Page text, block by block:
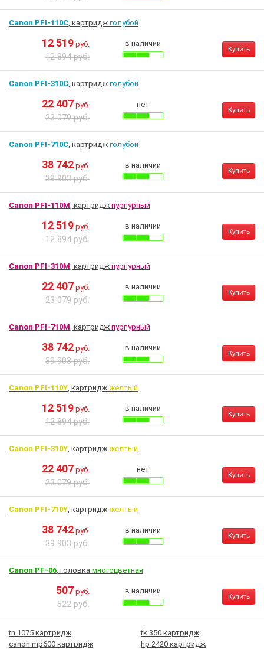
Canon PFI-110C , картридж голубой
12 519 руб.
12 894 руб.
в наличии
Купить
Canon PFI-310C , картридж голубой
22 407 руб.
23 079 руб.
нет
Купить
Canon PFI-710C , картридж голубой
38 742 руб.
39 903 руб.
в наличии
Купить
Canon PFI-110M , картридж пурпурный
12 519 руб.
12 894 руб.
в наличии
Купить
Canon PFI-310M , картридж пурпурный
22 407 руб.
23 079 руб.
в наличии
Купить
Canon PFI-710M , картридж пурпурный
38 742 руб.
39 903 руб.
в наличии
Купить
Canon PFI-110Y , картридж желтый
12 519 руб.
12 894 руб.
в наличии
Купить
Canon PFI-310Y , картридж желтый
22 407 руб.
23 079 руб.
нет
Купить
Canon PFI-710Y , картридж желтый
38 742 руб.
39 903 руб.
в наличии
Купить
Canon PF-06 , головка многоцветная
507 руб.
522 руб.
в наличии
Купить
tn 1075 картридж
tk 350 картридж
canon mp600 картридж
hp 2420 картридж